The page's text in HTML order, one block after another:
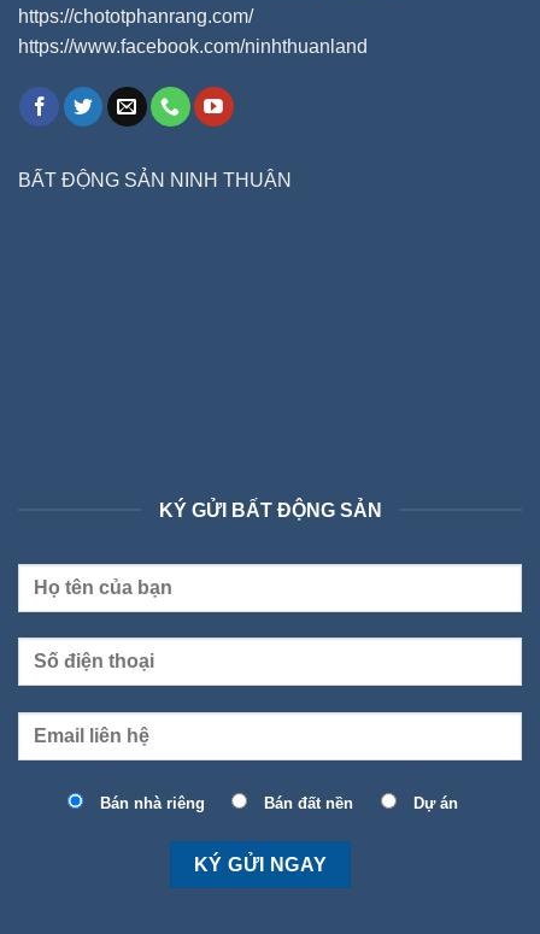
https://chototphanrang.com/
https://www.facebook.com/ninhthuanland
BẤT ĐỘNG SẢN NINH THUẬN
KÝ GỬI BẤT ĐỘNG SẢN
Bán nhà riêng Bán đất nền Dự án